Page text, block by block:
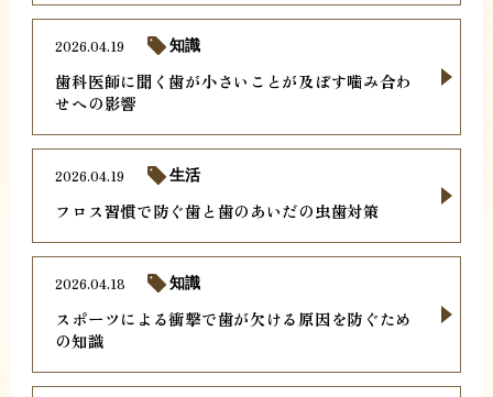
歯科医師に聞く歯が小さいことが及ぼす噛み合わ
せへの影響
2026.04.19 知識
フロス習慣で防ぐ歯と歯のあいだの虫歯対策
2026.04.19 生活
スポーツによる衝撃で歯が欠ける原因を防ぐため
の知識
2026.04.18 知識